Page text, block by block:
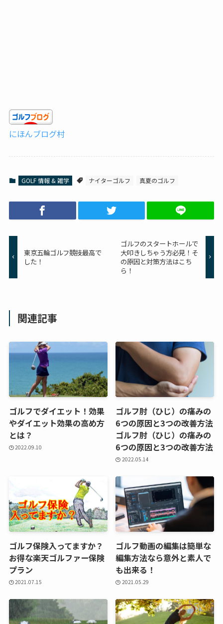
にほんブログ村
GOLF 情報 & 雑学 ナイターゴルフ 真夏のゴルフ
東京五輪ゴルフ競技最高で
した！
ゴルフのスタートホールで
大叩きしちゃう方必見！そ
の原因と対策方法はこち
ら！
関連記事
ゴルフでダイエット！効果
やダイエット効果の高め方
とは？
2022.09.10
ゴルフ肘（ひじ）の痛みの
6つの原因と3つの改善方法
ゴルフ肘（ひじ）の痛みの
6つの原因と3つの改善方法
2022.05.14
ゴルフ保険入ってますか？
お得な楽天ゴルファー保険
プラン
2021.07.15
ゴルフ動画の編集は簡単な
編集方法なら意外と素人で
も出来る！
2021.05.29